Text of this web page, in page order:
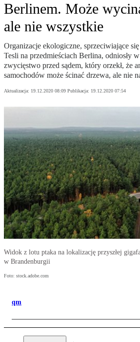
Berlinem. Może
ale nie wszystkie
Organizacje ekologiczne, sprzeciwiające
Tesli na przedmieściach Berlina, odniosły
zwycięstwo przed sądem, który orzekł, że
samochodów może ścinać drzewa, ale nie
Aktualizacja: 19.12.2020 08:09 Publikacja: 19.12.2020 07:54
Widok z lotu ptaka na lokalizację przyszłej
w Brandenburgii
Foto: stock.adobe.com
qm